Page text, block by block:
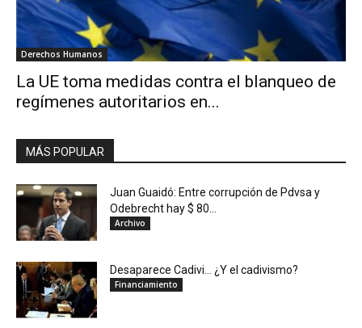
Derechos Humanos
La UE toma medidas contra el blanqueo de
regímenes autoritarios en...
MÁS POPULAR
Juan Guaidó: Entre corrupción de Pdvsa y
Odebrecht hay $ 80...
Archivo
Desaparece Cadivi… ¿Y el cadivismo?
Financiamiento